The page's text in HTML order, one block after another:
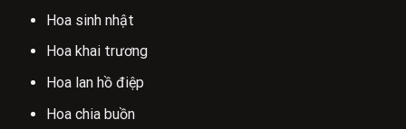
Hoa sinh nhật
Hoa khai trương
Hoa lan hồ điệp
Hoa chia buồn